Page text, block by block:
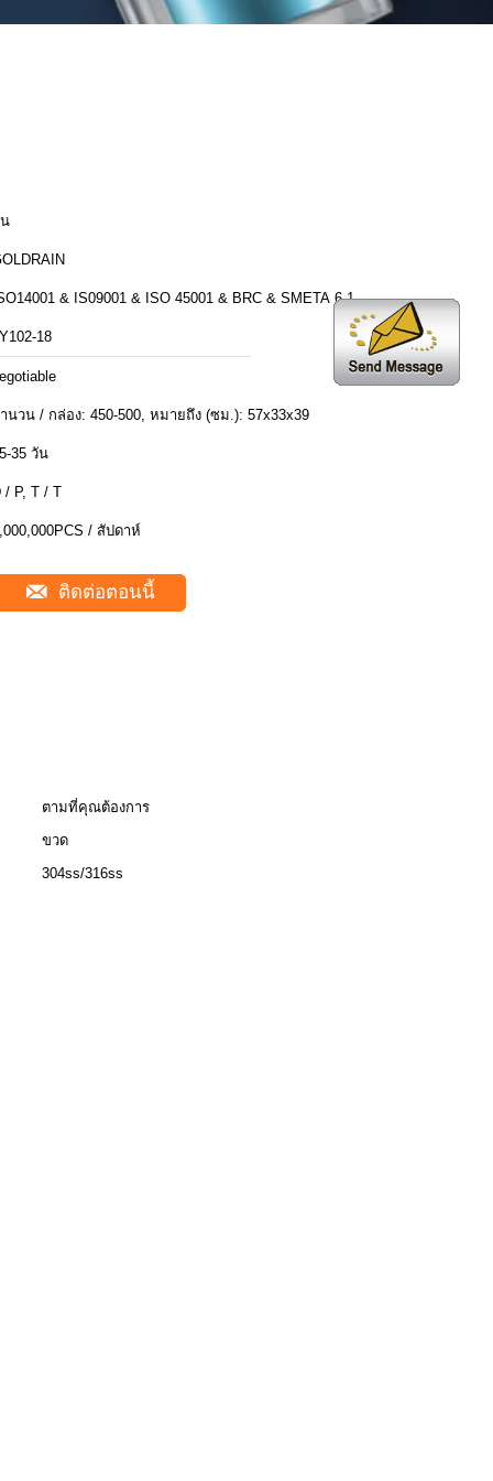
& IS09001 & ISO 45001 & BRC & SMETA 6.1
18
นวน / กล่อง: 450-500, หมายถึง (ซม.): 57x33x39
35 วัน
/ P, T / T
/ สัปดาห์
ติดต่อตอนนี้
ตามที่คุณต้องการ
ขวด
304ss/316ss